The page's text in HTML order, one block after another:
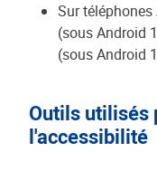
Sur
(sous Android
(sous Android
Outils utilisés
l'accessibilité